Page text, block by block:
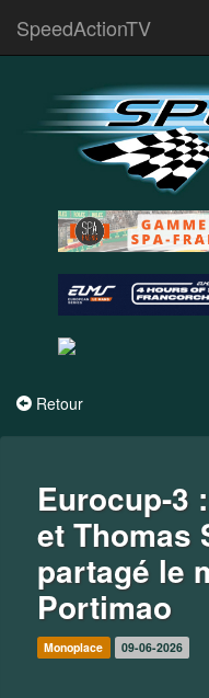
SpeedActionTV
Retour
Eurocup-3
et Thomas
partagé le
Portimao
Monoplace 09-06-2026